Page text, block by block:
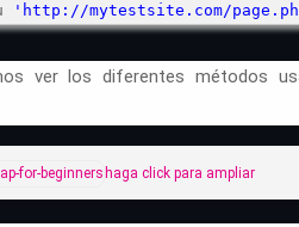
' http://mytestsite.com/
ver los diferentes métodos
haga click para ampliar